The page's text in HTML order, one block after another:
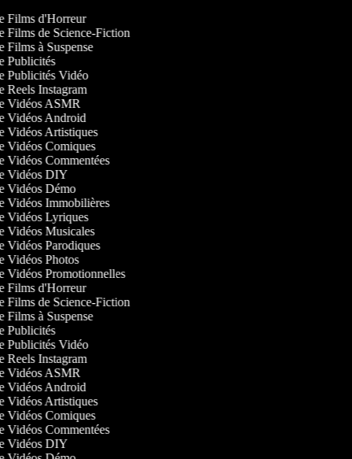
Films d'Horreur
Films de Science-Fiction
Films à Suspense
Publicités
Publicités Vidéo
Reels Instagram
Vidéos ASMR
Vidéos Android
Vidéos Artistiques
Vidéos Comiques
Vidéos Commentées
Vidéos DIY
Vidéos Démo
Vidéos Immobilières
Vidéos Lyriques
Vidéos Musicales
Vidéos Parodiques
Vidéos Photos
Vidéos Promotionnelles
Films d'Horreur
Films de Science-Fiction
Films à Suspense
Publicités
Publicités Vidéo
Reels Instagram
Vidéos ASMR
Vidéos Android
Vidéos Artistiques
Vidéos Comiques
Vidéos Commentées
Vidéos DIY